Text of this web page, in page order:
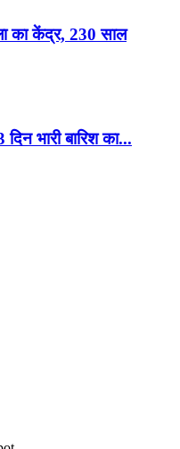
का केंद्र, 230 साल
भारी बारिश का...